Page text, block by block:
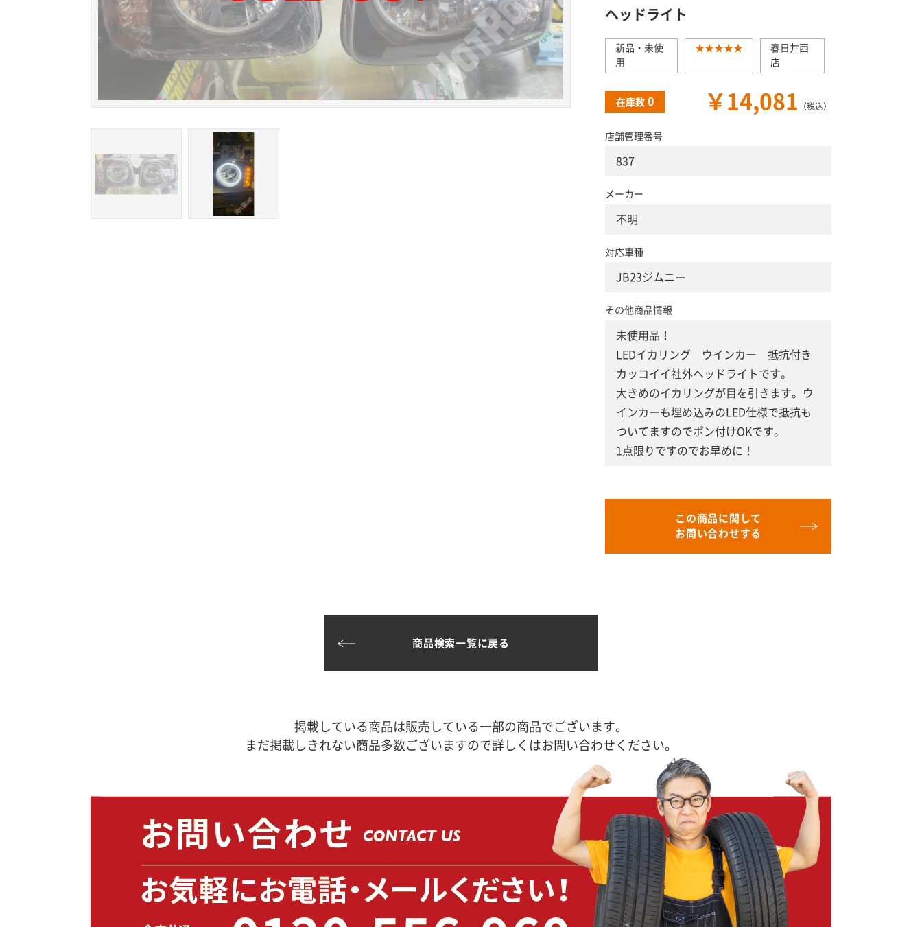
ヘッドライト
新品・未使
用
★★★★★
春日井西
店
在庫数 0 ￥14,081 （税込）
店舗管理番号
837
メーカー
不明
対応車種
JB23ジムニー
その他商品情報
未使用品！
LEDイカリング ウインカー 抵抗付き
カッコイイ社外ヘッドライトです。
大きめのイカリングが目を引きます。ウ
インカーも埋め込みのLED仕様で抵抗も
ついてますのでポン付けOKです。
1点限りですのでお早めに！
この商品に関して
お問い合わせする
商品検索一覧に戻る
掲載している商品は販売している一部の商品でございます。
まだ掲載しきれない商品多数ございますので詳しくはお問い合わせください。